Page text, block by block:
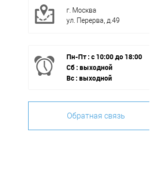
г. Москва
ул. Перерва, д.49
Пн-Пт : с 10:00 до 18:00
Сб : выходной
Вс : выходной
Обратная связь